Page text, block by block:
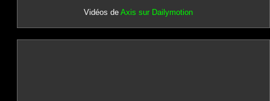
Vidéos de Axis sur Dailymotion